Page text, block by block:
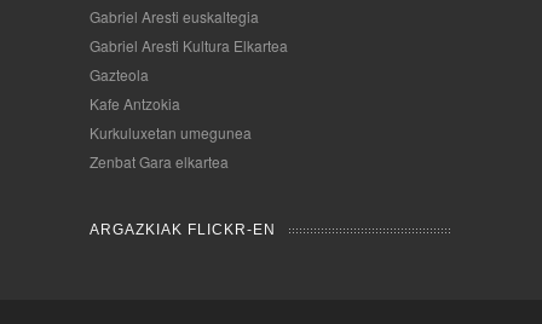
Gabriel Aresti euskaltegia
Gabriel Aresti Kultura Elkartea
Gazteola
Kafe Antzokia
Kurkuluxetan umegunea
Zenbat Gara elkartea
ARGAZKIAK FLICKR-EN